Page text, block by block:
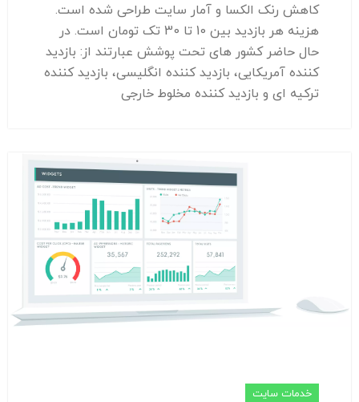
کاهش رنک الکسا و آمار سایت طراحی شده است.
هزینه هر بازدید بین 10 تا 30 تک تومان است. در
حال حاضر کشور های تحت پوشش عبارتند از: بازدید
کننده آمریکایی، بازدید کننده انگلیسی، بازدید کننده
ترکیه ای و بازدید کننده مخلوط خارجی
خدمات سایت